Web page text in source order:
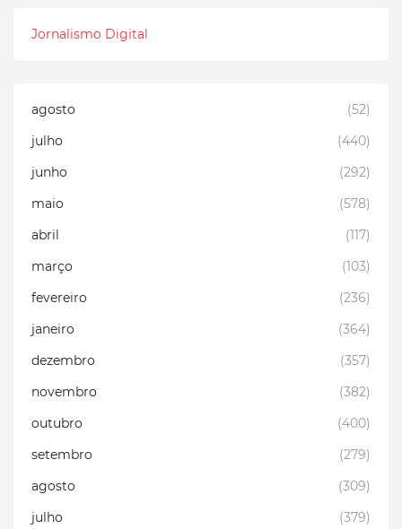
Jornalismo Digital
agosto
(52)
julho
(440)
junho
(292)
maio
(578)
abril
(117)
março
(103)
fevereiro
(236)
janeiro
(364)
dezembro
(357)
novembro
(382)
outubro
(400)
setembro
(279)
agosto
(309)
julho
(379)